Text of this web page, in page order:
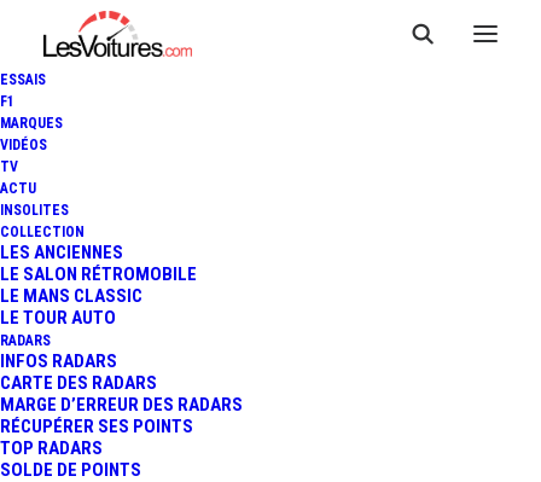
ESSAIS
F1
MARQUES
VIDÉOS
TV
ACTU
INSOLITES
COLLECTION
LES ANCIENNES
LE SALON RÉTROMOBILE
LE MANS CLASSIC
LE TOUR AUTO
RADARS
INFOS RADARS
CARTE DES RADARS
MARGE D’ERREUR DES RADARS
RÉCUPÉRER SES POINTS
TOP RADARS
SOLDE DE POINTS
D'ENERGIE (CEE) : NOUVELLE
AIDE À L'ACHAT POUR UNE
VOITURE ÉLECTRIQUE
3 Minutes